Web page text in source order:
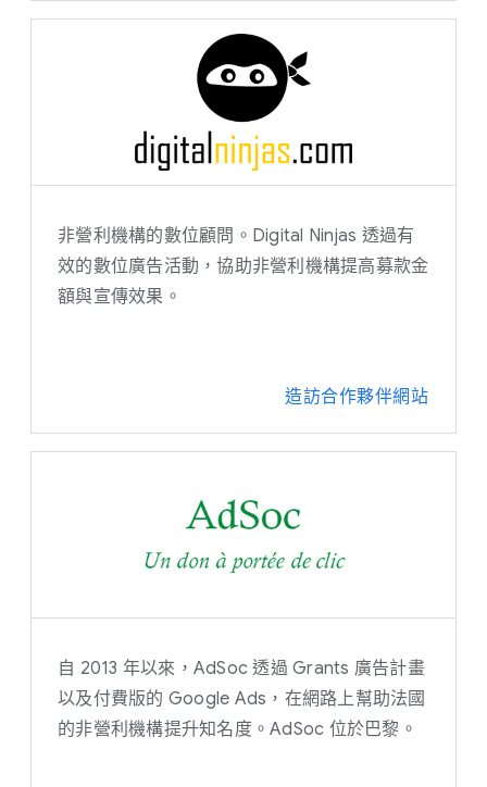
非營利機構的數位顧問。Digital Ninjas 透過有
效的數位廣告活動，協助非營利機構提高募款金
額與宣傳效果。
造訪合作夥伴網站
自 2013 年以來，AdSoc 透過 Grants 廣告計畫
以及付費版的 Google Ads，在網路上幫助法國
的非營利機構提升知名度。AdSoc 位於巴黎。